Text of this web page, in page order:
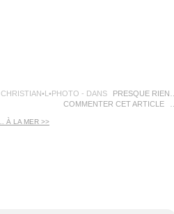
- DANS
PRESQUE RIEN…
COMMENTER CET ARTICLE
À LA MER >>